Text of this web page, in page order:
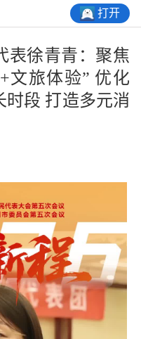
打开
表徐青青：聚焦
文旅体验” 优化
时段 打造多元消